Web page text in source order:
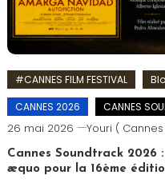
#CANNES FILM FESTIVAL
CANNES 2026
CANNES
26 mai 2026 Youri (
Cannes Soundtrack 2026
æquo pour la 16ème